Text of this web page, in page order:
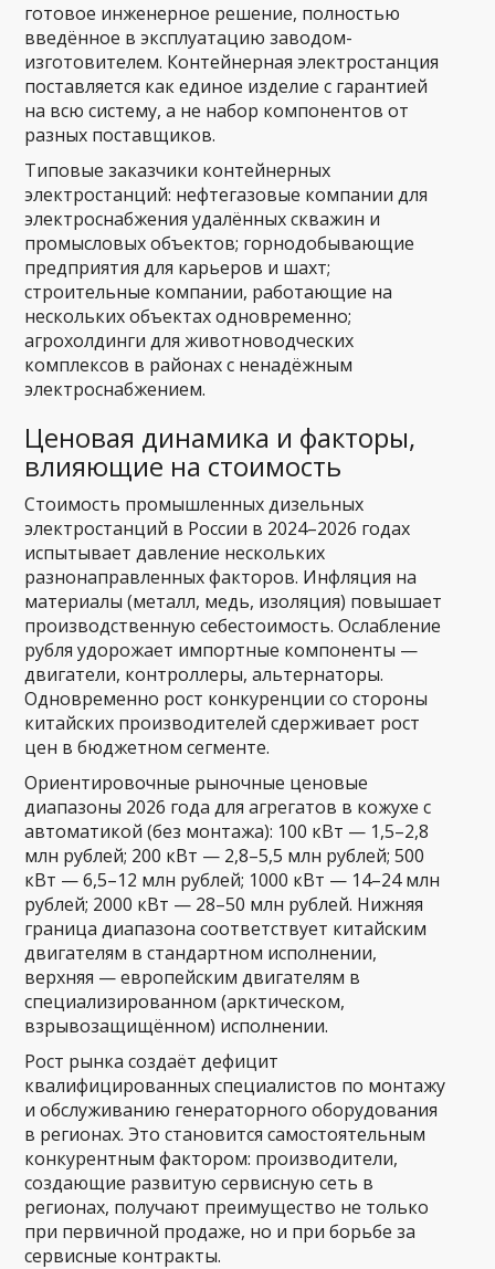
готовое инженерное решение, полностью
введённое в эксплуатацию заводом-
изготовителем. Контейнерная электростанция
поставляется как единое изделие с гарантией
на всю систему, а не набор компонентов от
разных поставщиков.
Типовые заказчики контейнерных
электростанций: нефтегазовые компании для
электроснабжения удалённых скважин и
промысловых объектов; горнодобывающие
предприятия для карьеров и шахт;
строительные компании, работающие на
нескольких объектах одновременно;
агрохолдинги для животноводческих
комплексов в районах с ненадёжным
электроснабжением.
Ценовая динамика и факторы,
влияющие на стоимость
Стоимость промышленных дизельных
электростанций в России в 2024–2026 годах
испытывает давление нескольких
разнонаправленных факторов. Инфляция на
материалы (металл, медь, изоляция) повышает
производственную себестоимость. Ослабление
рубля удорожает импортные компоненты —
двигатели, контроллеры, альтернаторы.
Одновременно рост конкуренции со стороны
китайских производителей сдерживает рост
цен в бюджетном сегменте.
Ориентировочные рыночные ценовые
диапазоны 2026 года для агрегатов в кожухе с
автоматикой (без монтажа): 100 кВт — 1,5–2,8
млн рублей; 200 кВт — 2,8–5,5 млн рублей; 500
кВт — 6,5–12 млн рублей; 1000 кВт — 14–24 млн
рублей; 2000 кВт — 28–50 млн рублей. Нижняя
граница диапазона соответствует китайским
двигателям в стандартном исполнении,
верхняя — европейским двигателям в
специализированном (арктическом,
взрывозащищённом) исполнении.
Рост рынка создаёт дефицит
квалифицированных специалистов по монтажу
и обслуживанию генераторного оборудования
в регионах. Это становится самостоятельным
конкурентным фактором: производители,
создающие развитую сервисную сеть в
регионах, получают преимущество не только
при первичной продаже, но и при борьбе за
сервисные контракты.